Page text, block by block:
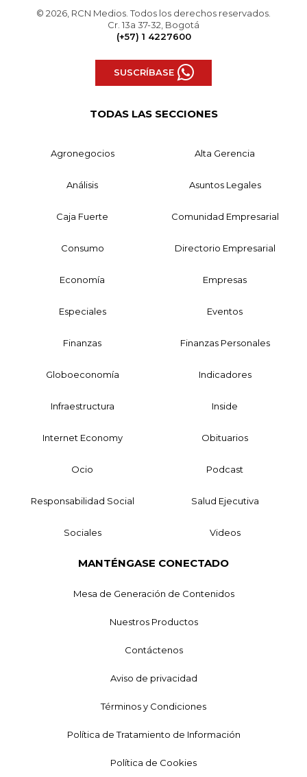
© 2026, RCN Medios. Todos los derechos reservados.
Cr. 13a 37-32, Bogotá
(+57) 1 4227600
SUSCRÍBASE
TODAS LAS SECCIONES
Agronegocios Alta Gerencia
Análisis Asuntos Legales
Caja Fuerte Comunidad Empresarial
Consumo Directorio Empresarial
Economía Empresas
Especiales Eventos
Finanzas Finanzas Personales
Globoeconomía Indicadores
Infraestructura Inside
Internet Economy Obituarios
Ocio Podcast
Responsabilidad Social Salud Ejecutiva
Sociales Videos
MANTÉNGASE CONECTADO
Mesa de Generación de Contenidos
Nuestros Productos
Contáctenos
Aviso de privacidad
Términos y Condiciones
Política de Tratamiento de Información
Política de Cookies